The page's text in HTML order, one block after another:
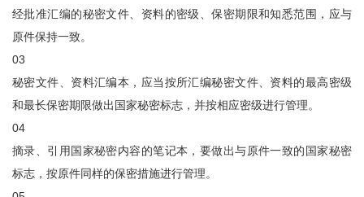
经批准汇编的秘密文件、资料的密级、保密期限和知悉范围，应与
原件保持一致。
03
秘密文件、资料汇编本，应当按所汇编秘密文件、资料的最高密级
和最长保密期限做出国家秘密标志，并按相应密级进行管理。
04
摘录、引用国家秘密内容的笔记本，要做出与原件一致的国家秘密
标志，按原件同样的保密措施进行管理。